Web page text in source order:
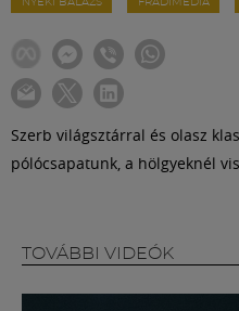
Szerb világsztárral és olasz
pólócsapatunk, a hölgyeknél
TOVÁBBI VIDEÓK
Szolgáltatások
Shop
Közösség
Múzeum